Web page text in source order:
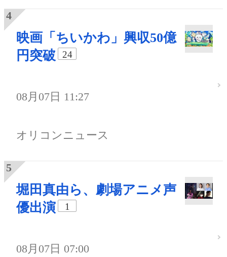
映画「ちいかわ」興収50億
円突破
24
08月07日 11:27
オリコンニュース
堀田真由ら、劇場アニメ声
優出演
1
08月07日 07:00